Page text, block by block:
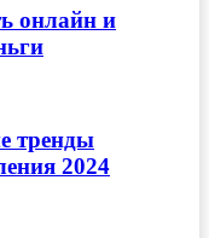
онлайн и
тренды
2024